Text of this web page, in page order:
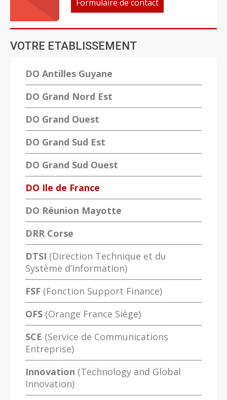
Formulaire de contact
VOTRE ETABLISSEMENT
DO Antilles Guyane
DO Grand Nord Est
DO Grand Ouest
DO Grand Sud Est
DO Grand Sud Ouest
DO Ile de France
DO Réunion Mayotte
DRR Corse
DTSI (Direction Technique et du
Système d’Information)
FSF (Fonction Support Finance)
OFS (Orange France Siège)
SCE (Service de Communications
Entreprise)
Innovation (Technology and Global
Innovation)